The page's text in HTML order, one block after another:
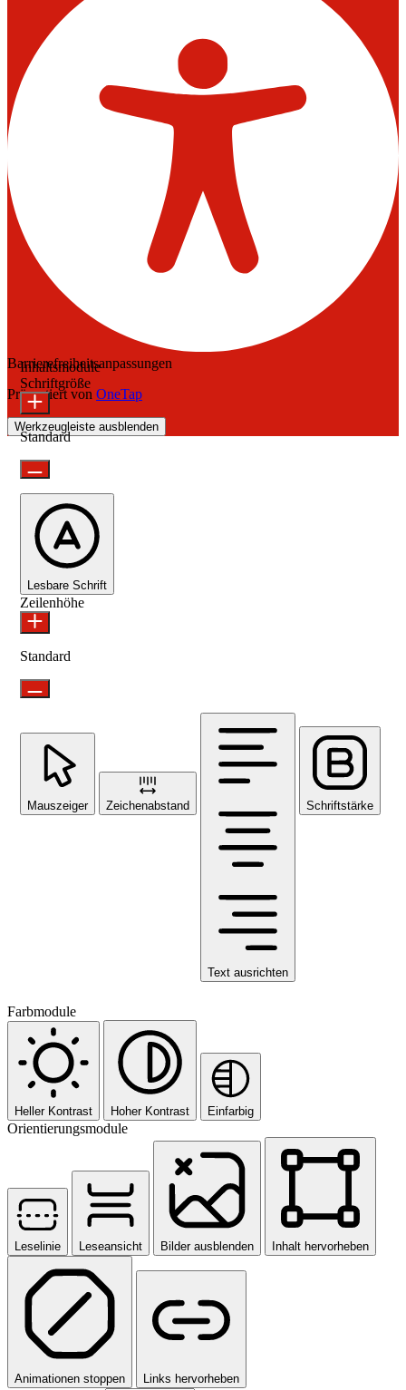
Barrierefreiheitsanpassungen
Präsentiert von OneTap
Werkzeugleiste ausblenden
Inhaltsmodule
Schriftgröße
Standard
Lesbare Schrift
Zeilenhöhe
Standard
Mauszeiger Zeichenabstand
Text ausrichten
Schriftstärke
Farbmodule
Heller Kontrast Hoher Kontrast Einfarbig
Orientierungsmodule
Leselinie Leseansicht Bilder ausblenden Inhalt hervorheben
Animationen stoppen Links hervorheben